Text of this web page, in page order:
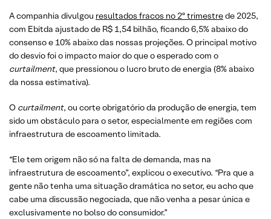
A companhia divulgou resultados fracos no 2º trimestrede 2025,
com Ebitda ajustado de R$ 1,54 bilhão, ficando 6,5% abaixo do
consenso e 10% abaixo das nossas projeções. O principal motivo
do desvio foi o impacto maior do que o esperado com o
curtailment, que pressionou o lucro bruto de energia (8% abaixo
da nossa estimativa).
O curtailment, ou corte obrigatório da produção de energia, tem
sido um obstáculo para o setor, especialmente em regiões com
infraestrutura de escoamento limitada.
“Ele tem origem não só na falta de demanda, mas na
infraestrutura de escoamento”, explicou o executivo. “Pra que a
gente não tenha uma situação dramática no setor, eu acho que
cabe uma discussão negociada, que não venha a pesar única e
exclusivamente no bolso do consumidor.”